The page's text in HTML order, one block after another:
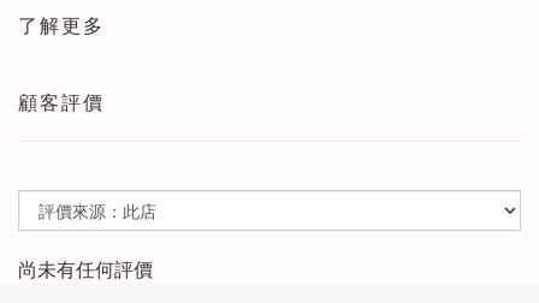
了解更多
顧客評價
尚未有任何評價